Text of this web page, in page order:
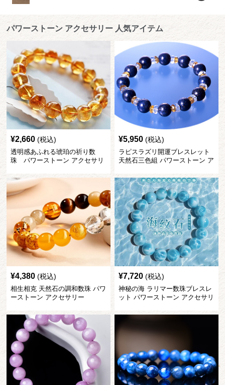
パワーストーン アクセサリー 人気アイテム
¥2,660 (税込)
透明感あふれる琥珀の祈り数
珠 パワーストーン アクセサリ
¥5,950 (税込)
ラピスラズリ開運ブレスレット
天然石三色組 パワーストーン ア
¥4,380 (税込)
相生相克 天然石の調和数珠 パワ
ーストーン アクセサリー
¥7,720 (税込)
神秘の海 ラリマー数珠ブレスレ
ット パワーストーン アクセサリ